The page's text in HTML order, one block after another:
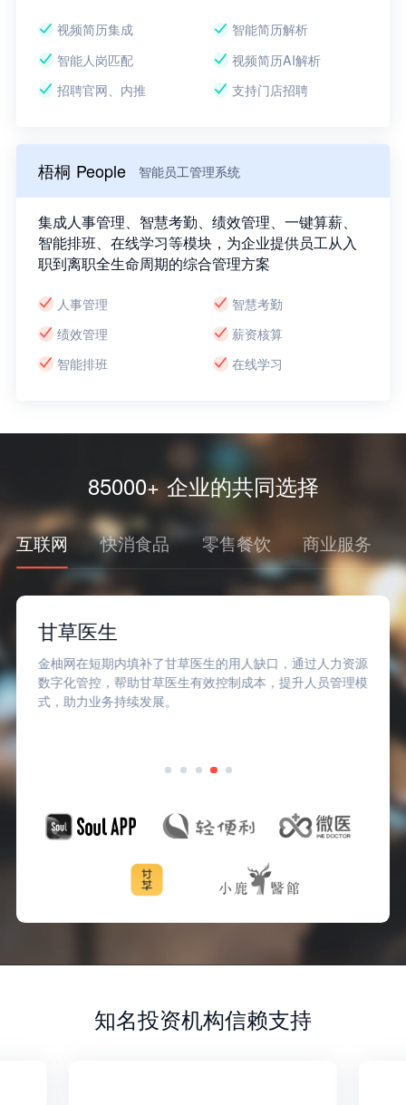
视频简历集成
智能简历解析
智能人岗匹配
视频简历AI解析
招聘官网、内推
支持门店招聘
梧桐 People 智能员工管理系统
集成人事管理、智慧考勤、绩效管理、一键算薪、
智能排班、在线学习等模块，为企业提供员工从入
职到离职全生命周期的综合管理方案
人事管理
智慧考勤
绩效管理
薪资核算
智能排班
在线学习
85000+ 企业的共同选择
互联网 快消食品 零售餐饮 商业服务
甘草医生
金柚网在短期内填补了甘草医生的用人缺口，通过人力资源
数字化管控，帮助甘草医生有效控制成本，提升人员管理模
式，助力业务持续发展。
知名投资机构信赖支持